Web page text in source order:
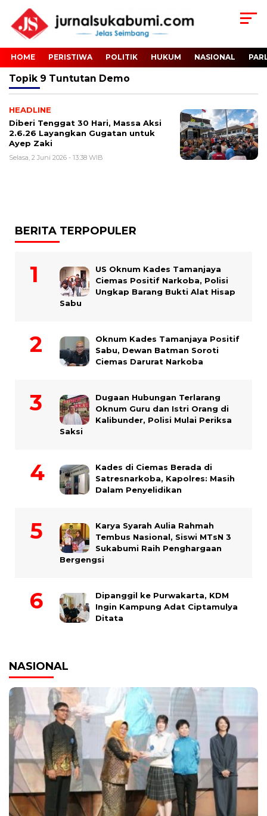
HOME PERISTIWA POLITIK HUKUM NASIONAL
Topik 9 Tuntutan Demo
HEADLINE
Diberi Tenggat 30 Hari, Massa Aksi
2.6.26 Layangkan Gugatan untuk
Ayep Zaki
Selasa, 2 Juni 2026 - 13:38 WIB
BERITA TERPOPULER
US Oknum Kades Tamanjaya
Ciemas Positif Narkoba, Polisi
Ungkap Barang Bukti Alat Hisap
Sabu
Oknum Kades Tamanjaya Positif
Sabu, Dewan Batman Soroti
Ciemas Darurat Narkoba
Dugaan Hubungan Terlarang
Oknum Guru dan Istri Orang di
Kalibunder, Polisi Mulai Periksa
Saksi
Kades di Ciemas Berada di
Satresnarkoba, Kapolres: Masih
Dalam Penyelidikan
Karya Syarah Aulia Rahmah
Tembus Nasional, Siswi MTsN 3
Sukabumi Raih Penghargaan
Bergengsi
Dipanggil ke Purwakarta, KDM
Ingin Kampung Adat Ciptamulya
Ditata
NASIONAL